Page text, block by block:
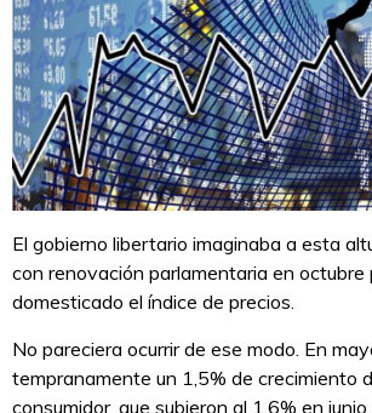
El gobierno libertario imaginaba a esta
con renovación parlamentaria en octubre
domesticado el índice de precios.
No pareciera ocurrir de ese modo. En
tempranamente un 1,5% de crecimiento
consumidor, que subieron al 1,6% en junio